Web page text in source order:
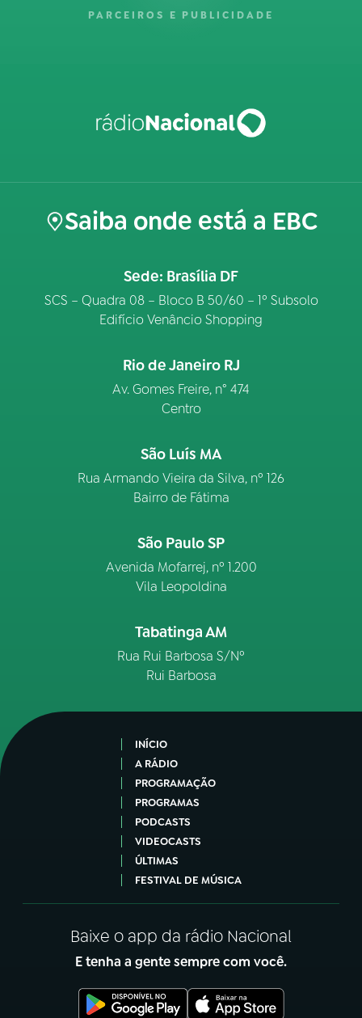
PARCEIROS E PUBLICIDADE
Saiba onde está a EBC
Sede: Brasília DF
SCS – Quadra 08 – Bloco B 50/60 – 1º Subsolo
Edifício Venâncio Shopping
Rio de Janeiro RJ
Av. Gomes Freire, n° 474
Centro
São Luís MA
Rua Armando Vieira da Silva, nº 126
Bairro de Fátima
São Paulo SP
Avenida Mofarrej, nº 1.200
Vila Leopoldina
Tabatinga AM
Rua Rui Barbosa S/Nº
Rui Barbosa
INÍCIO
A RÁDIO
PROGRAMAÇÃO
PROGRAMAS
PODCASTS
VIDEOCASTS
ÚLTIMAS
FESTIVAL DE MÚSICA
Baixe o app da rádio Nacional
E tenha a gente sempre com você.